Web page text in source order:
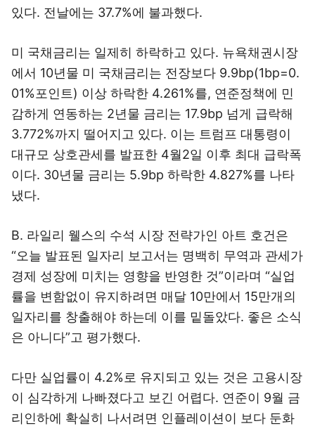
있다. 전날에는 37.7%에 불과했다.
미 국채금리는 일제히 하락하고 있다. 뉴욕채권시장
에서 10년물 미 국채금리는 전장보다 9.9bp(1bp=0.
01%포인트) 이상 하락한 4.261%를, 연준정책에 민
감하게 연동하는 2년물 금리는 17.9bp 넘게 급락해
3.772%까지 떨어지고 있다. 이는 트럼프 대통령이
대규모 상호관세를 발표한 4월2일 이후 최대 급락폭
이다. 30년물 금리는 5.9bp 하락한 4.827%를 나타
냈다.
B. 라일리 웰스의 수석 시장 전략가인 아트 호건은
“오늘 발표된 일자리 보고서는 명백히 무역과 관세가
경제 성장에 미치는 영향을 반영한 것”이라며 “실업
률을 변함없이 유지하려면 매달 10만에서 15만개의
일자리를 창출해야 하는데 이를 밑돌았다. 좋은 소식
은 아니다”고 평가했다.
다만 실업률이 4.2%로 유지되고 있는 것은 고용시장
이 심각하게 나빠졌다고 보긴 어렵다. 연준이 9월 금
리인하에 확실히 나서려면 인플레이션이 보다 둔화